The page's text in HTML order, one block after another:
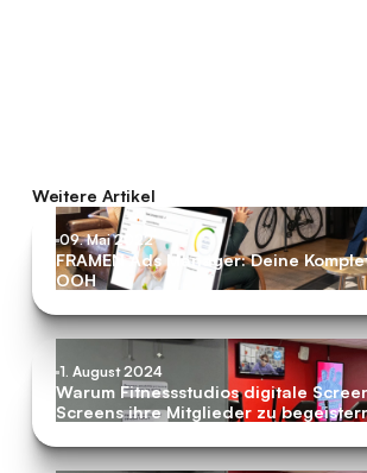
Weitere Artikel
09. Mai 2022
FRAMEN Ads Manager: Deine
OOH
1. August 2024
Warum Fitnessstudios digitale
Screens ihre Mitglieder zu